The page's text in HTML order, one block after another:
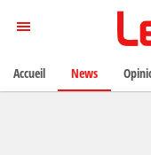
Accueil News